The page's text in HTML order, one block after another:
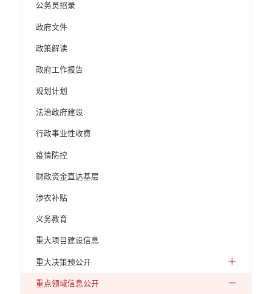
公务员招录
政府文件
政策解读
政府工作报告
规划计划
法治政府建设
行政事业性收费
疫情防控
财政资金直达基层
涉农补贴
义务教育
重大项目建设信息
重大决策预公开
重点领域信息公开